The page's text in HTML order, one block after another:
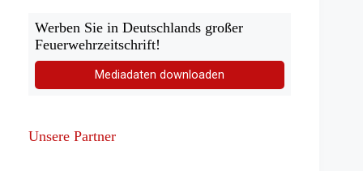
Werben Sie in Deutschlands großer
Feuerwehrzeitschrift!
Mediadaten downloaden
Unsere Partner